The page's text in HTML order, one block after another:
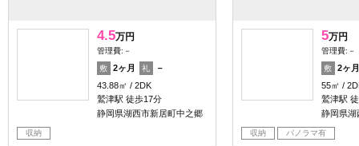
4.5万円
管理費:－
敷 2ヶ月 礼
－
43.88㎡
2DK
鷲津駅 徒歩17分
静岡県湖西市新居町中之郷
収納
5万円
管理費:－
敷
2ヶ月
55㎡
鷲津駅
静岡県湖
収納 パノラマ有